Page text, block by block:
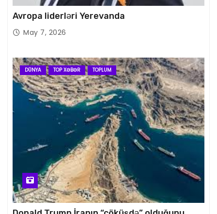
Avropa liderləri Yerevanda
May 7, 2026
DÜNYA TOP XƏBƏR TOPLUM